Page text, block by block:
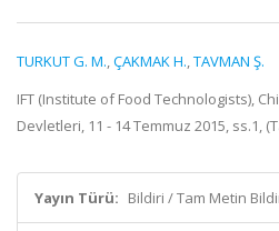
TURKUT G. M.,ÇAKMAK H.,TAVMAN Ş.
IFT (Institute of Food Technologists),
Devletleri, 11 - 14 Temmuz 2015, ss.1,
Yayın Türü: Bildiri / Tam Metin